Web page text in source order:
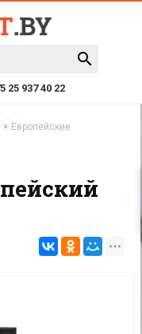
25 937 40 22
Европейские